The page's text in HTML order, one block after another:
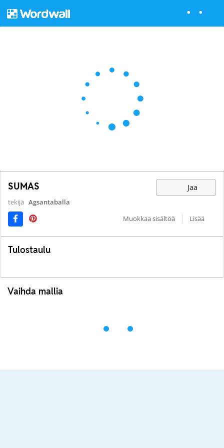
SUMAS Jaa
tekijä Agsantaballa
Muokkaa sisältöä
Lisää
Tulostaulu
Vaihda mallia